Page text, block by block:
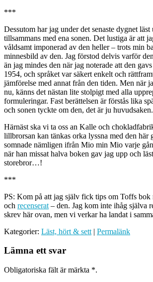
***
Dessutom har jag under det senaste dygnet
tillsammans med ena sonen. Det lustiga är att
våldsamt imponerad av den heller – trots min
minnesbild av den. Jag förstod delvis varför
än jag mindes den när jag noterade att den
1954, och språket var säkert enkelt och
jämförelse med annat från den tiden. Men när
nu, känns det nästan lite stolpigt med alla
formuleringar. Fast berättelsen är förstås lika
och sonen tyckte om den, det är ju huvudsaken.
Härnäst ska vi ta oss an Kalle och
lillbrorsan kan tänkas orka lyssna med den här
somnade nämligen ifrån Mio min Mio varje
när han missat halva boken gav jag upp och
storebror…!
***
PS: Kom på att jag själv fick tips om Toffs bok
och recenserat – den. Jag kom inte ihåg själva
skrev här ovan, men vi verkar ha landat i
Kategorier: Läst, hört & sett | Permalänk
Lämna ett svar
Obligatoriska fält är märkta *.